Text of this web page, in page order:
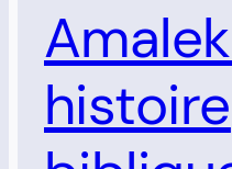
histoire